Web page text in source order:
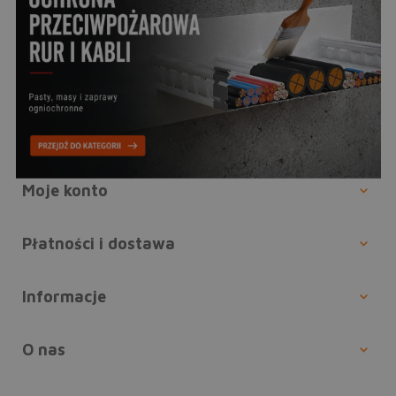
Moje konto
Płatności i dostawa
Informacje
O nas